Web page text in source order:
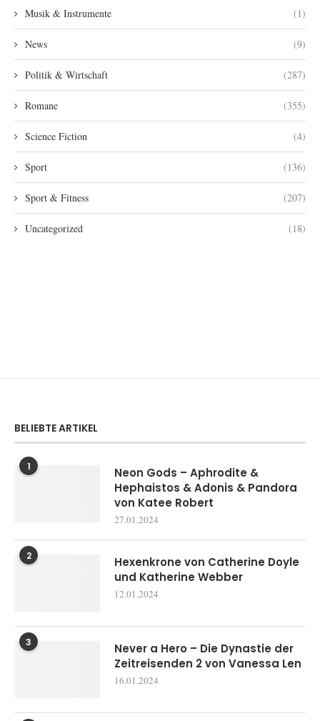
Musik & Instrumente (1)
News (9)
Politik & Wirtschaft (287)
Romane (355)
Science Fiction (4)
Sport (136)
Sport & Fitness (207)
Uncategorized (18)
BELIEBTE ARTIKEL
1
Neon Gods – Aphrodite &
Hephaistos & Adonis & Pandora
von Katee Robert
27.01.2024
2
Hexenkrone von Catherine Doyle
und Katherine Webber
12.01.2024
3
Never a Hero – Die Dynastie der
Zeitreisenden 2 von Vanessa Len
16.01.2024